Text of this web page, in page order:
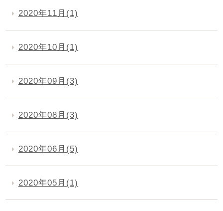
2020年11月(1)
2020年10月(1)
2020年09月(3)
2020年08月(3)
2020年06月(5)
2020年05月(1)